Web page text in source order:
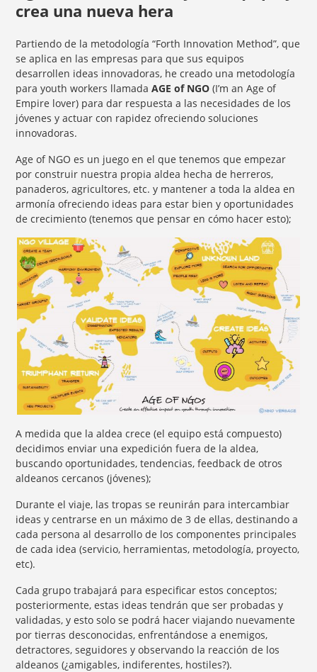
crea una nueva hera
Partiendo de la metodología “Forth Innovation Method”, que
se aplica en las empresas para que sus equipos
desarrollen ideas innovadoras, he creado una metodología
para youth workers llamadaAGE of NGO (I’m an Age of
Empire lover) para dar respuesta a las necesidades de los
jóvenes y actuar con rapidez ofreciendo soluciones
innovadoras.
Age of NGO es un juego en el que tenemos que empezar
por construir nuestra propia aldea hecha de herreros,
panaderos, agricultores, etc. y mantener a toda la aldea en
armonía ofreciendo ideas para estar bien y oportunidades
de crecimiento (tenemos que pensar en cómo hacer esto);
A medida que la aldea crece (el equipo está compuesto)
decidimos enviar una expedición fuera de la aldea,
buscando oportunidades, tendencias, feedback de otros
aldeanos cercanos (jóvenes);
Durante el viaje, las tropas se reunirán para intercambiar
ideas y centrarse en un máximo de 3 de ellas, destinando a
cada persona al desarrollo de los componentes principales
de cada idea (servicio, herramientas, metodología, proyecto,
etc).
Cada grupo trabajará para especificar estos conceptos;
posteriormente, estas ideas tendrán que ser probadas y
validadas, y esto solo se podrá hacer viajando nuevamente
por tierras desconocidas, enfrentándose a enemigos,
detractores, seguidores y observando la reacción de los
aldeanos (¿amigables, indiferentes, hostiles?).